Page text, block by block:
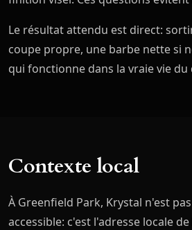
Le résultat attendu est direct:
coupe propre, une barbe nette si
qui fonctionne dans la vraie vie du
Contexte local
À Greenfield Park, Krystal n'est
accessible: c'est l'adresse locale de